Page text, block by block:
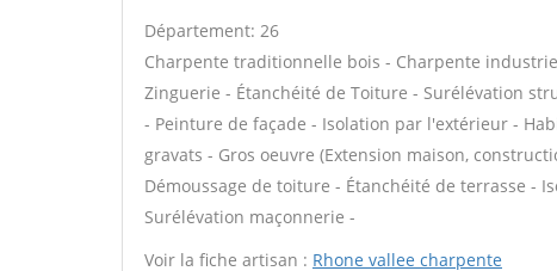
Département: 26
Charpente traditionnelle bois - Charpente
Zinguerie - Étanchéité de Toiture - Surélévation
- Peinture de façade - Isolation par l'extérieur -
gravats - Gros oeuvre (Extension maison,
Démoussage de toiture - Étanchéité de terrasse -
Surélévation maçonnerie -
Voir la fiche artisan : Rhone vallee charpente